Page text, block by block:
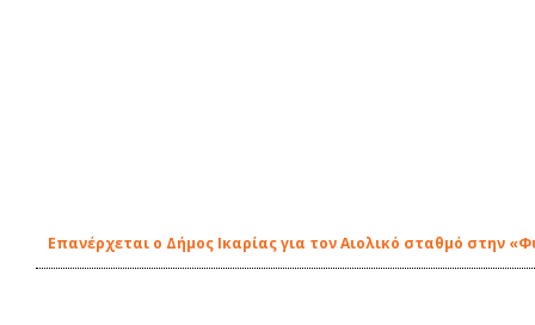
Eπανέρχεται ο Δήμος Ικαρίας για τον Αιολικό σταθμό στην